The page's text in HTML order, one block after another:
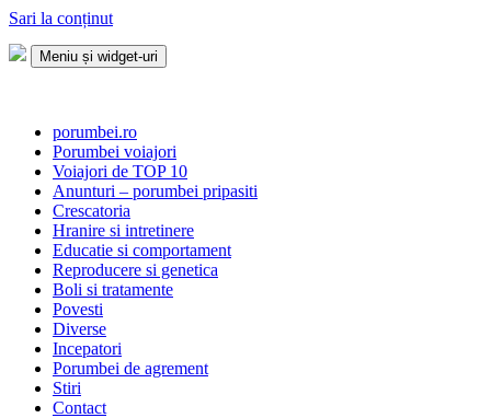
Sari la conținut
Meniu și widget-uri
porumbei.ro
Porumbei voiajori
Voiajori de TOP 10
Anunturi – porumbei pripasiti
Crescatoria
Hranire si intretinere
Educatie si comportament
Reproducere si genetica
Boli si tratamente
Povesti
Diverse
Incepatori
Porumbei de agrement
Stiri
Contact